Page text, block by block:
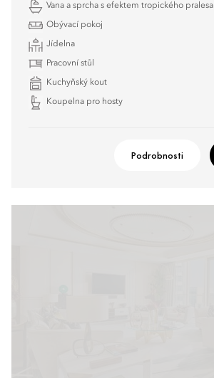
Vana a sprcha s efektem tropického pralesa
Obývací pokoj
Jídelna
Pracovní stůl
Kuchyňský kout
Koupelna pro hosty
Podrobnosti